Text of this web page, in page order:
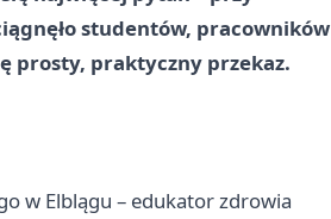
studentów, pracowników
prosty, praktyczny przekaz.
w Elblągu – edukator zdrowia